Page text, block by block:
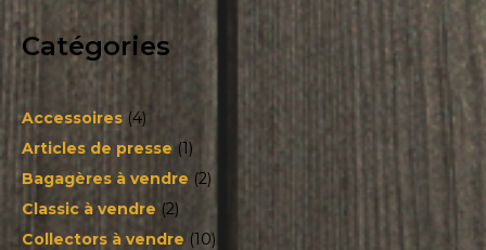
Catégories
Accessoires (4)
Articles de presse (1)
Bagagères à vendre (2)
Classic à vendre (2)
Collectors à vendre (10)